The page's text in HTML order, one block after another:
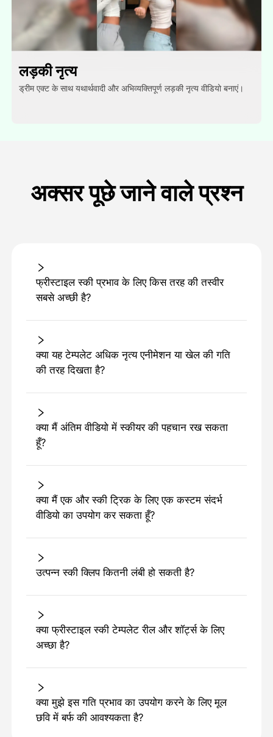
लड़की नृत्य
ड्रीम एक्ट के साथ यथार्थवादी और अभिव्यक्तिपूर्ण लड़की नृत्य वीडियो बनाएं।
अक्सर पूछे जाने वाले प्रश्न
फ्रीस्टाइल स्की प्रभाव के लिए किस तरह की तस्वीर
सबसे अच्छी है?
क्या यह टेम्पलेट अधिक नृत्य एनीमेशन या खेल की गति
की तरह दिखता है?
क्या मैं अंतिम वीडियो में स्कीयर की पहचान रख सकता
हूँ?
क्या मैं एक और स्की ट्रिक के लिए एक कस्टम संदर्भ
वीडियो का उपयोग कर सकता हूँ?
उत्पन्न स्की क्लिप कितनी लंबी हो सकती है?
क्या फ्रीस्टाइल स्की टेम्पलेट रील और शॉर्ट्स के लिए
अच्छा है?
क्या मुझे इस गति प्रभाव का उपयोग करने के लिए मूल
छवि में बर्फ की आवश्यकता है?